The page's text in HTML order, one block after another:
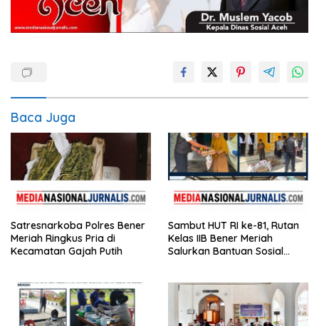
Baca Juga
Satresnarkoba Polres Bener
Meriah Ringkus Pria di
Kecamatan Gajah Putih
Sambut HUT RI ke-81, Rutan
Kelas IIB Bener Meriah
Salurkan Bantuan Sosial